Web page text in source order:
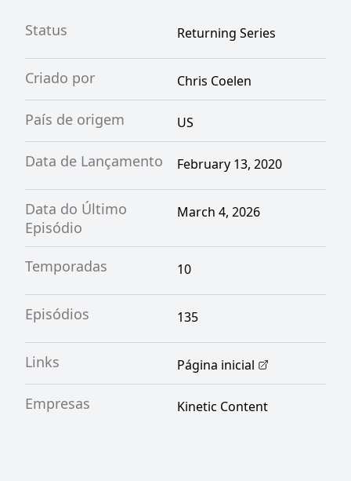
Status Returning Series
Criado por Chris Coelen
País de origem US
Data de Lançamento February 13, 2020
Data do Último
Episódio
March 4, 2026
Temporadas 10
Episódios 135
Links Página inicial
Empresas Kinetic Content